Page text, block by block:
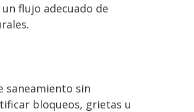
flujo adecuado de
saneamiento sin
bloqueos, grietas u